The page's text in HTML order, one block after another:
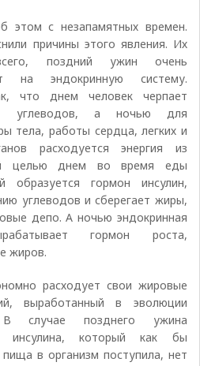
этом с незапамятных времен.
причины этого явления. Их
поздний ужин очень
на эндокринную систему.
что днем человек черпает
углеводов, а ночью для
тела, работы сердца, легких и
расходуется энергия из
целью днем во время еды
образуется гормон инсулин,
углеводов и сберегает жиры,
депо. А ночью эндокринная
гормон роста,
жиров.
расходует свои жировые
выработанный в эволюции
В случае позднего ужина
инсулина, который как бы
в организм поступила, нет